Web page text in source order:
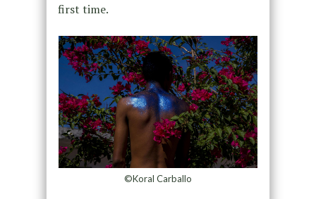
first time.
©Koral Carballo